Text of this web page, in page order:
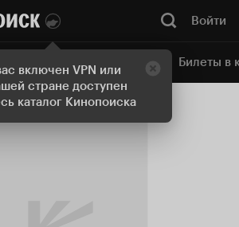
включен VPN или
стране доступен
каталог Кинопоиска
Войти
Онлайн-кинотеатр Билеты в